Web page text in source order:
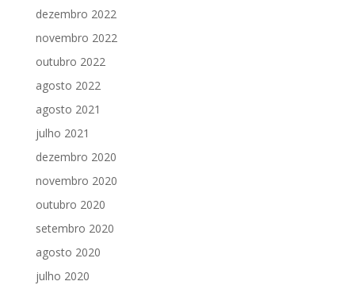
dezembro 2022
novembro 2022
outubro 2022
agosto 2022
agosto 2021
julho 2021
dezembro 2020
novembro 2020
outubro 2020
setembro 2020
agosto 2020
julho 2020